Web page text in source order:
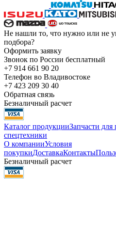
Не нашли то, что нужно или не
подбора?
Оформить заявку
Звонок по России бесплатный
+7 914 661 90 20
Телефон во Владивостоке
+7 423 209 30 40
Обратная связь
Безналичный расчет
Каталог продукцииЗапчасти для
спецтехники
О компанииУсловия
покупкиДоставкаКонтакты
Безналичный расчет